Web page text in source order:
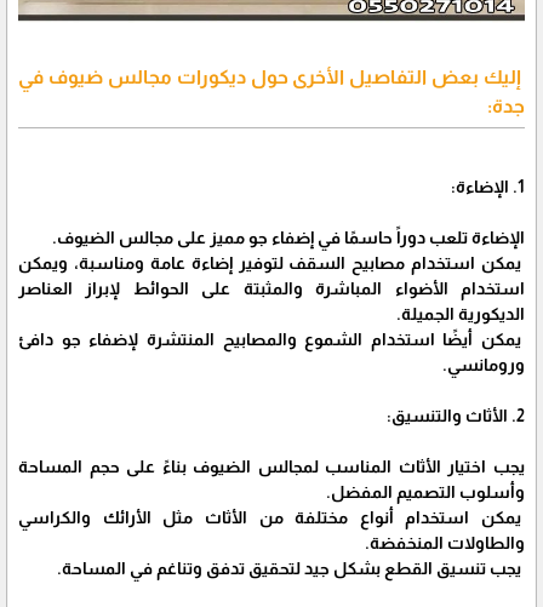
إليك بعض التفاصيل الأخرى حول ديكورات مجالس ضيوف في
جدة:
1. الإضاءة:
الإضاءة تلعب دوراً حاسمًا في إضفاء جو مميز على مجالس الضيوف.
يمكن استخدام مصابيح السقف لتوفير إضاءة عامة ومناسبة، ويمكن
استخدام الأضواء المباشرة والمثبتة على الحوائط لإبراز العناصر
الديكورية الجميلة.
يمكن أيضًا استخدام الشموع والمصابيح المنتشرة لإضفاء جو دافئ
ورومانسي.
2. الأثاث والتنسيق:
يجب اختيار الأثاث المناسب لمجالس الضيوف بناءً على حجم المساحة
وأسلوب التصميم المفضل.
يمكن استخدام أنواع مختلفة من الأثاث مثل الأرائك والكراسي
والطاولات المنخفضة.
يجب تنسيق القطع بشكل جيد لتحقيق تدفق وتناغم في المساحة.